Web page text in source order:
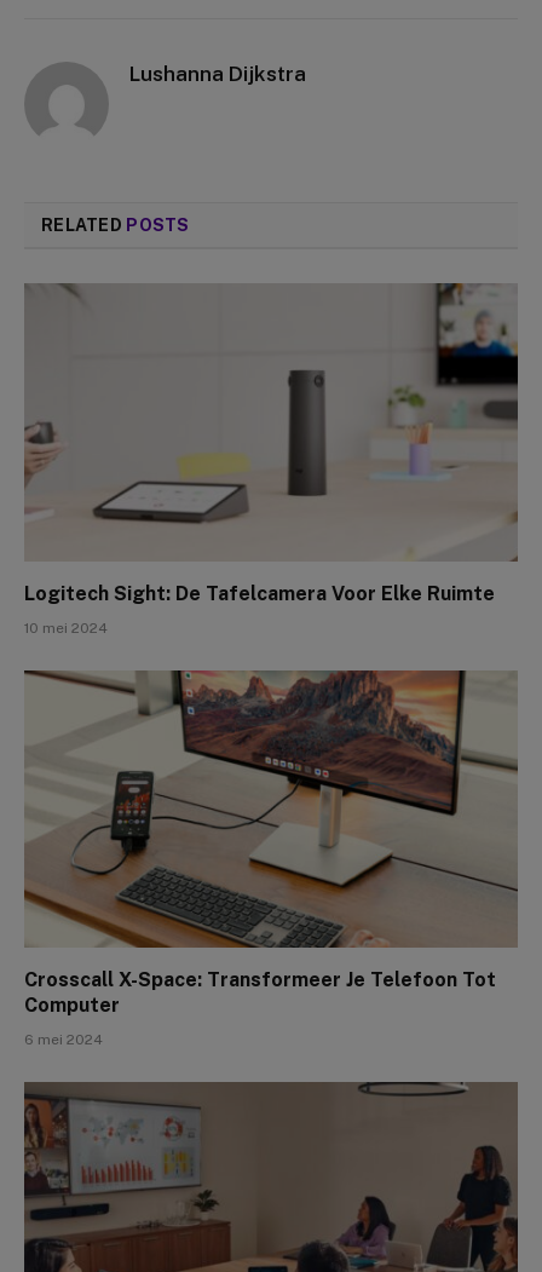
Lushanna Dijkstra
RELATED POSTS
Logitech Sight: De Tafelcamera Voor Elke Ruimte
10 mei 2024
Crosscall X-Space: Transformeer Je Telefoon Tot
Computer
6 mei 2024